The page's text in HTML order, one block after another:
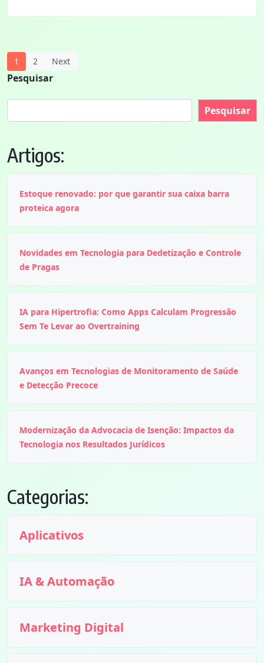
Posts
Navigation
1 2 Next
Pesquisar
Pesquisar
Artigos:
Estoque renovado: por que garantir sua caixa barra
proteica agora
Novidades em Tecnologia para Dedetização e Controle
de Pragas
IA para Hipertrofia: Como Apps Calculam Progressão
Sem Te Levar ao Overtraining
Avanços em Tecnologias de Monitoramento de Saúde
e Detecção Precoce
Modernização da Advocacia de Isenção: Impactos da
Tecnologia nos Resultados Jurídicos
Categorias:
Aplicativos
IA & Automação
Marketing Digital